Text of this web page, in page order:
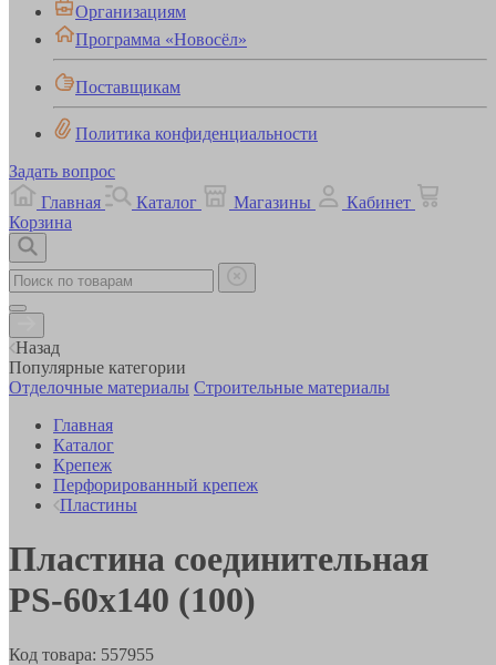
Организациям
Программа «Новосёл»
Поставщикам
Политика конфиденциальности
Задать вопрос
Главная
Каталог Магазины
Кабинет
Корзина
Назад
Популярные категории
Отделочные материалы Строительные материалы
Главная
Каталог
Крепеж
Перфорированный крепеж
Пластины
Пластина соединительная
PS-60х140 (100)
Код товара: 557955